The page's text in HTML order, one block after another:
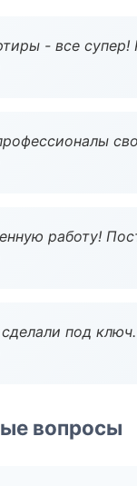
- все супер!
работу!
под
вопросы